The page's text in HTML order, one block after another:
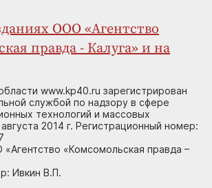
ООО «Агентство
правда - Калуга» и на
www.kp40.ru зарегистрирован
службой по надзору в сфере
технологий и массовых
2014 г. Регистрационный номер:
«Комсомольская правда –
Ивкин В.П.